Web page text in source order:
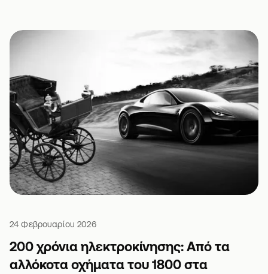
24 Φεβρουαρίου 2026
200 χρόνια ηλεκτροκίνησης: Από τα
αλλόκοτα οχήματα του 1800 στα